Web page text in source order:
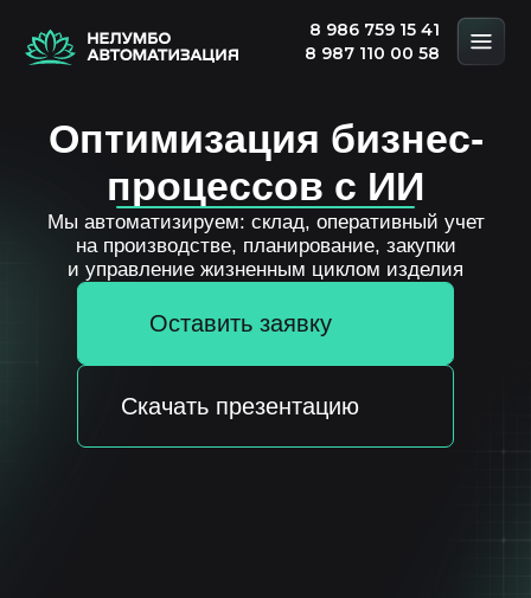
8 986 759 15 41
8 987 110 00 58
процессов с ИИ
Мы автоматизируем: склад, оперативный учет
на производстве, планирование, закупки
и управление жизненным циклом изделия
Оставить заявку